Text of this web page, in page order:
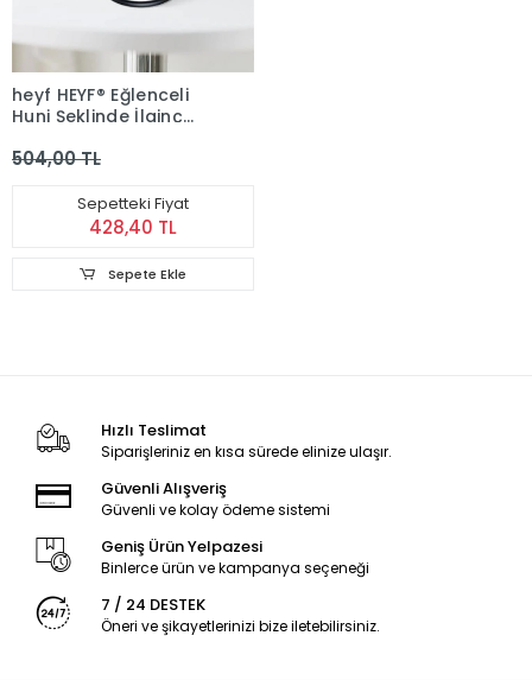
heyf HEYF® Eğlenceli
Huni Şeklinde İlginç
Kumbarası
504,00 TL
Sepetteki Fiyat
428,40 TL
Sepete Ekle
Hızlı Teslimat
Siparişleriniz en kısa sürede elinize ulaşır.
Güvenli Alışveriş
Güvenli ve kolay ödeme sistemi
Geniş Ürün Yelpazesi
Binlerce ürün ve kampanya seçeneği
7 / 24 DESTEK
Öneri ve şikayetlerinizi bize iletebilirsiniz.